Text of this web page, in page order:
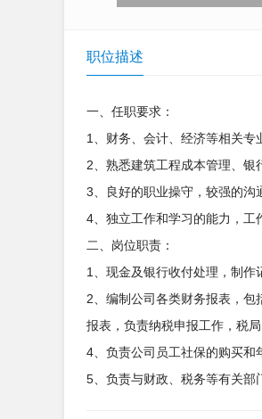
职位描述
一、任职要求：
1、财务、会计、经济等相关专
2、熟悉建筑工程成本管理、银
3、良好的职业操守，较强的沟
4、独立工作和学习的能力，工
二、岗位职责：
1、现金及银行收付处理，制作
2、编制公司各类财务报表，
报表，负责纳税申报工作，税
4、负责公司员工社保的购买和
5、负责与财政、税务等有关部